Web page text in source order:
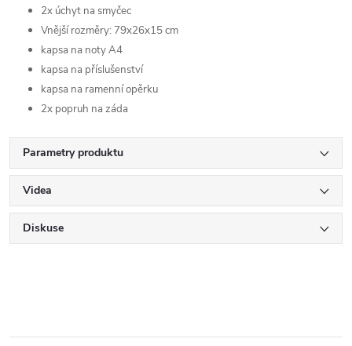
2x úchyt na smyčec
Vnější rozměry: 79x26x15 cm
kapsa na noty A4
kapsa na příslušenství
kapsa na ramenní opěrku
2x popruh na záda
Parametry produktu
Videa
Diskuse